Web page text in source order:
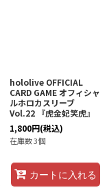
hololive OFFICIAL
CARD GAME オフィシャ
ルホロカスリーブ
Vol.22 『虎金妃笑虎』
1,800円(税込)
在庫数 3個
カートに入れる